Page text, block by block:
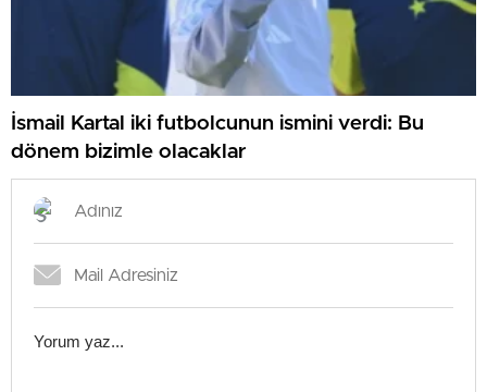
İsmail Kartal iki futbolcunun ismini verdi: Bu
dönem bizimle olacaklar